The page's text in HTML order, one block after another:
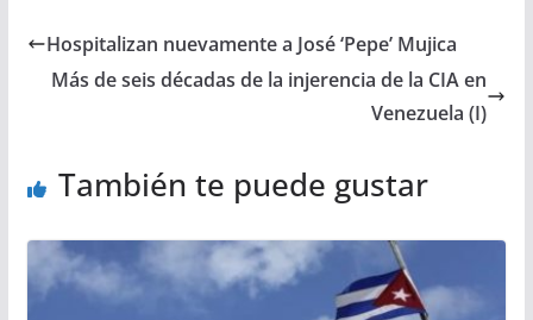
Hospitalizan nuevamente a José ‘Pepe’ Mujica
Más de seis décadas de la injerencia de la CIA en
Venezuela (I)
También te puede gustar